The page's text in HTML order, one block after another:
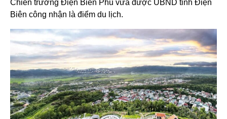
Chiến trường Điện Biên Phủ vừa được UBND tỉnh Điện
Biên công nhận là điểm du lịch.